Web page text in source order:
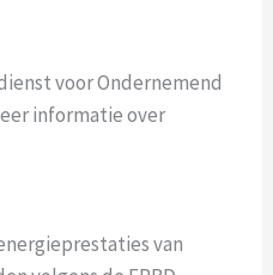
voor Ondernemend
informatie over
van